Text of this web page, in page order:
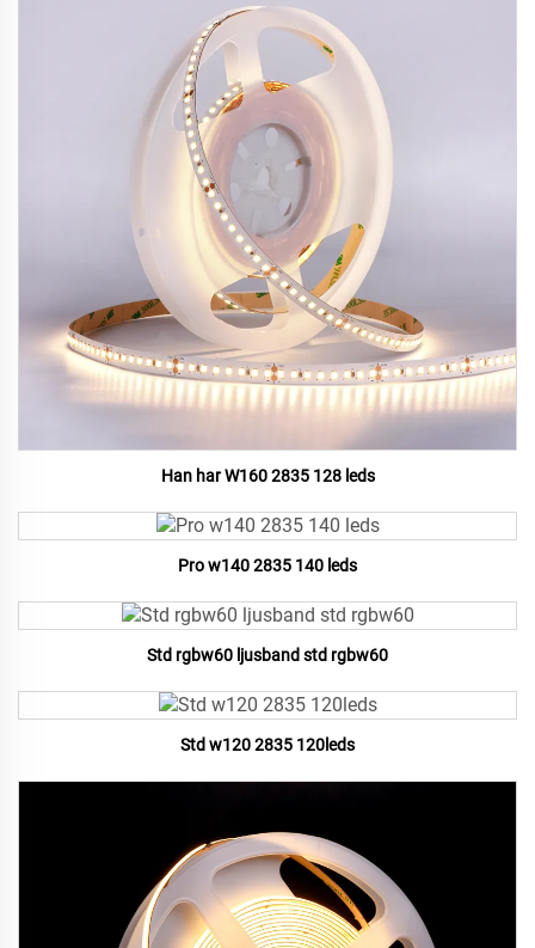
Han har W160 2835 128 leds
Pro w140 2835 140 leds
Std rgbw60 ljusband std rgbw60
Std w120 2835 120leds